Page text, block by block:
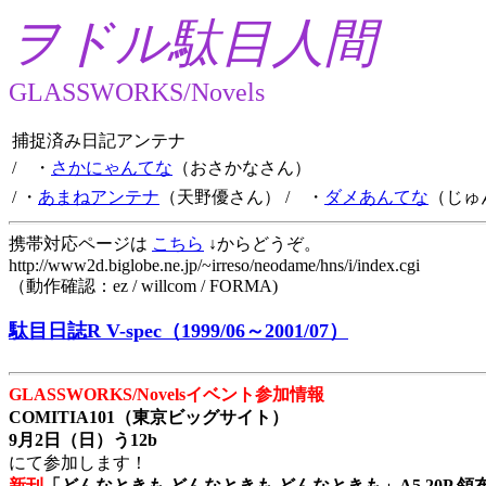
ヲドル駄目人間
GLASSWORKS/Novels
捕捉済み日記アンテナ
/ ・ さかにゃんてな （おさかなさん）
/ ・ あまねアンテナ （天野優さん） / ・ ダメあんてな （じ
携帯対応ページは こちら ↓からどうぞ。
http://www2d.biglobe.ne.jp/~irreso/neodame/hns/i/index.cgi
（動作確認：ez / willcom / FORMA)
駄目日誌R V-spec（1999/06～2001/07）
GLASSWORKS/Novelsイベント参加情報
COMITIA101（東京ビッグサイト）
9月2日（日）う12b
にて参加します！